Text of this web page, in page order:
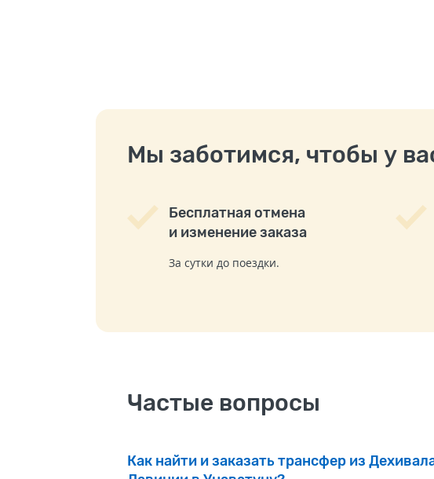
Мы заботимся, чтобы у
Бесплатная отмена
и изменение заказа
За сутки до поездки.
Частые вопросы
Как найти и заказать трансфер из